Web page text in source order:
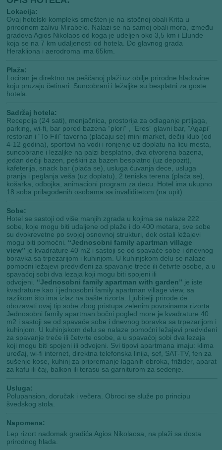
Lokacija:
Ovaj hotelski kompleks smešten je na istočnoj obali Krita u
prirodnom zalivu Mirabelo. Nalazi se na samoj obali mora, između
gradova Agios Nikolaos od koga je udeljen oko 3,5 km i Elunde
koja se na 7 km udaljenosti od hotela. Do glavnog grada
Herakliona i aerodroma ima 65km.
Plaža:
Lociran je direktno na peščanoj plaži uz obilje prirodne hladovine
koju pruzaju četinari. Suncobrani i ležaljke su besplatni za goste
hotela.
Sadržaj hotela:
Recepcija (24 sati), menjačnica, prostorija za odlaganje prtljaga,
parking, wi-fi, bar pored bazena “plori” , ”Eros” glavni bar, ”Agapi”
restoran i “To Fili” taverna (plaćaju se) mini market, dečiji klub (od
4-12 godina), sportovi na vodi i ronjenje uz doplatu na licu mesta,
suncobrane i lezaljke na palzi besplatno, dva otvorena bazena,
jedan dečiji bazen, peškiri za bazen besplatno (uz depozit),
kafeterija, snack bar (plaća se), usluga čuvanja dece, usluga
pranja i peglanja veša (uz doplatu), 2 teniska terena (plaća se),
košarka, odbojka, animacioni program za decu. Hotel ima ukupno
18 soba prilagođenih osobama sa invaliditetom (na upit).
Sobe:
Hotel se sastoji od više manjih zgrada u kojima se nalaze 222
sobe, koje mogu biti udaljene od plaže i do 400 metara, sve sobe
su dvokrevetne po svojoj osnovnoj strukturi, dok ostali ležajevi
mogu biti pomoćni. “Jednosobni family apartman village
view” je kvadrature 40 m2 i sastoji se od spavaće sobe i dnevnog
boravka sa trpezarijom i kuhinjom. U kuhinjskom delu se nalaze
pomoćni ležajevi predviđeni za spavanje treće ili četvrte osobe, a u
spavaćoj sobi dva lezaja koji mogu biti spojeni ili
odvojeni. “Jednosobni family apartman with garden” je iste
kvadrature kao i jednosobni family apartman village view, sa
razlikom što ima izlaz na bašte rizorta. Ljubitelji prirode će
obozavati ovaj tip sobe zbog pristupa zelenim povrsinama rizorta.
Jednosobni family apartman bočni pogled more je kvadrature 40
m2 i sastoji se od spavaće sobe i dnevnog boravka sa trpezarijom i
kuhinjom. U kuhinjskom delu se nalaze pomoćni ležajevi predviđeni
za spavanje treće ili četvrte osobe, a u spavaćoj sobi dva lezaja
koji mogu biti spojeni ili odvojeni. Svi tipovi apartmana imaju: klima
uređaj, wi-fi internet, direktna telefonska linija, sef, SAT-TV, fen za
sušenje kose, kuhinj za pripremanje laganih obroka, frižider, aparat
za kafu ili čaj, balkon ili terasu sa garniturom za sedenje.
Usluga:
Polupansion, doručak i večera. Obroci se služe po principu
švedskog stola.
Napomena:
Lep rizort nadomak gradića Agios Nikolaosa, na plaži sa dosta
prirodnog hlada.